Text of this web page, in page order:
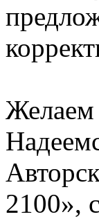
Желаем
2100»,